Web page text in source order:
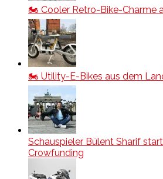
🏍️ Cooler Retro-Bike-Charme
🏍️ Utility-E-Bikes aus dem
Schauspieler Bülent Sharif
Crowfunding